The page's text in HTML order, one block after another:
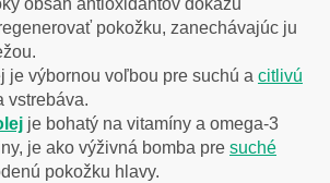
obsah antioxidantov dokážu
pokožku, zanechávajúc ju
je výbornou voľbou pre suchú a citlivú
vstrebáva.
je bohatý na vitamíny a omega-3
je ako výživná bomba pre suché
pokožku hlavy.